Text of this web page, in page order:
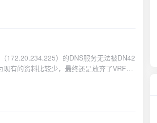
172.20.234.225）的DNS服务无法被DN42
有的资料比较少，最终还是放弃了VRF这
一个。 经过多次优化和修改，我最终的目